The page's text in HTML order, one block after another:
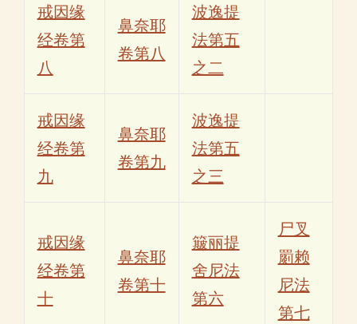
戒因缘
经卷第
八
鼻奈耶
卷第八
波逸提
法第五
之二
戒因缘
经卷第
九
鼻奈耶
卷第九
波逸提
法第五
之三
戒因缘
经卷第
十
鼻奈耶
卷第十
簸丽提
舍尼法
第六
尸叉
罽赖
尼法
第七